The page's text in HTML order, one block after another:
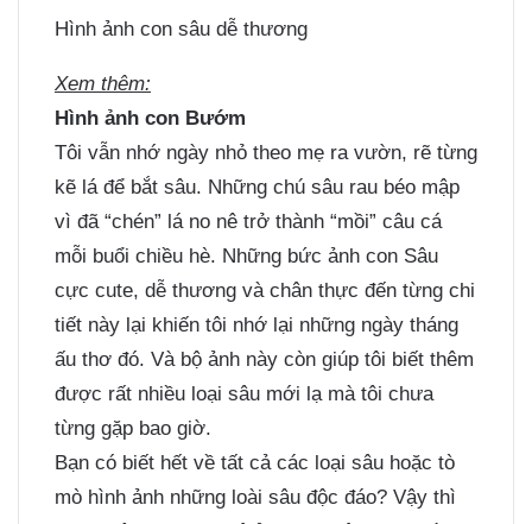
Hình ảnh con sâu dễ thương
Xem thêm:
Hình ảnh con Bướm
Tôi vẫn nhớ ngày nhỏ theo mẹ ra vườn, rẽ từng
kẽ lá để bắt sâu. Những chú sâu rau béo mập
vì đã “chén” lá no nê trở thành “mồi” câu cá
mỗi buổi chiều hè. Những bức ảnh con Sâu
cực cute, dễ thương và chân thực đến từng chi
tiết này lại khiến tôi nhớ lại những ngày tháng
ấu thơ đó. Và bộ ảnh này còn giúp tôi biết thêm
được rất nhiều loại sâu mới lạ mà tôi chưa
từng gặp bao giờ.
Bạn có biết hết về tất cả các loại sâu hoặc tò
mò hình ảnh những loài sâu độc đáo? Vậy thì